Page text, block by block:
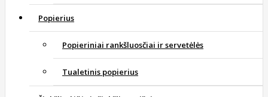
Popierius
Popieriniai rankšluosčiai ir servetėlės
Tualetinis popierius